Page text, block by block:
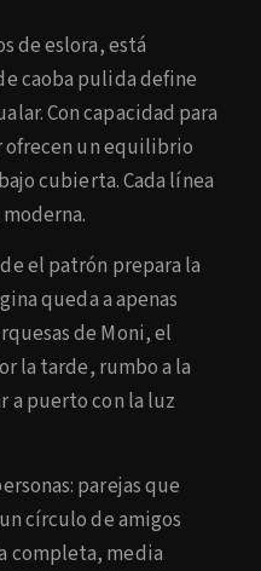
de eslora, está
caoba pulida define
Con capacidad para
ofrecen un equilibrio
cubierta. Cada línea
el patrón prepara la
queda a apenas
de Moni, el
la tarde, rumbo a la
a puerto con la luz
parejas que
círculo de amigos
completa, media